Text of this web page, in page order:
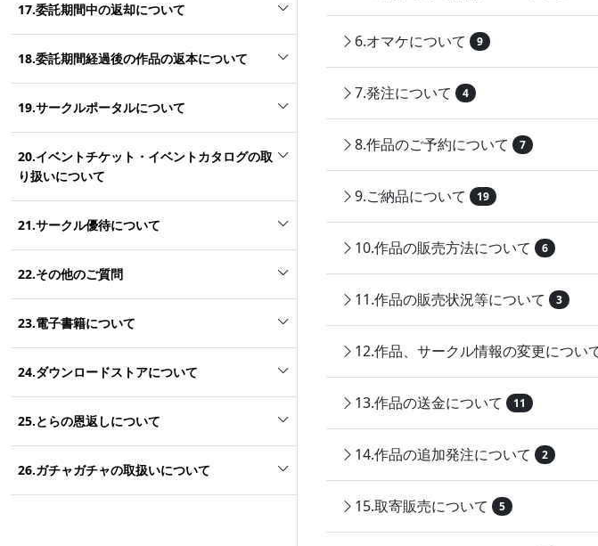
17.委託期間中の返却について
18.委託期間経過後の作品の返本について
19.サークルポータルについて
20.イベントチケット・イベントカタログの取
り扱いについて
21.サークル優待について
22.その他のご質問
23.電子書籍について
24.ダウンロードストアについて
25.とらの恩返しについて
26.ガチャガチャの取扱いについて
6.オマケについて 9
7.発注について 4
8.作品のご予約について 7
9.ご納品について 19
10.作品の販売方法について 6
11.作品の販売状況等について 3
12.作品、サークル情報の変更につい
13.作品の送金について 11
14.作品の追加発注について 2
15.取寄販売について 5